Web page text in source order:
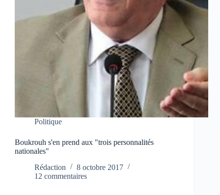
Politique
Boukrouh s'en prend aux "trois personnalités
nationales"
Rédaction
8 octobre 2017
12 commentaires